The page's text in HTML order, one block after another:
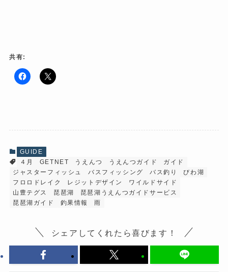
共有:
F
k
有
す
る
に
は
ク
リ
ッ
ク
し
ク
で
(
新
し
い
ウ
ィ
ン
ド
ウ
す
GUIDE
４月
GETNET うえんつ うえんつガイド
ガイド
ジャスターフィッシュ
バスフィッシング バス釣り
びわ湖
フロロドレイク
レジットデザイン
ワイルドサイド
山豊テグス
琵琶湖
琵琶湖うえんつガイドサービス
琵琶湖ガイド
釣果情報 雨
シェアしてくれたら喜びます！